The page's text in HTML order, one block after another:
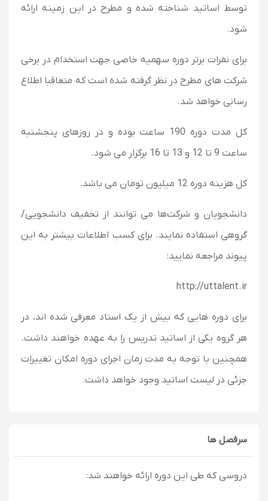
توسط اساتید شناخته شده و مطرح در این زمینه ارائه
شود.
برای نفرات برتر دوره سهمیه خاصی جهت استخدام در برخی
شرکت های مطرح در نظر گرفته شده است که متعاقبا اطلاع
رسانی خواهد شد.
کل مدت دوره 190 ساعت بوده و در روزهای پنجشنبه
ساعت 9 تا 12 و 13 تا 16 برگزار می شود.
کل هزینه دوره 12 میلیون تومان می باشد.
دانشجویان و شرکت‌ها می توانند از تخفیف دانشجویی/
گروهی استفاده نمایند. برای کسب اطلاعات بیشتر به این
پیوند مراجعه نمایید:
http://uttalent.ir
برای دوره هایی که بیش از یک استاد معرفی شده اند، در
هر گروه یکی از اساتید تدریس را به عهده خواهند داشت.
همچنین با توجه به مدت زمان اجرای دوره امکان تغییرات
جزئی در لیست اساتید وجود خواهد داشت.
سرفصل ها
دروسی که طی این دوره ارائه خواهند شد: